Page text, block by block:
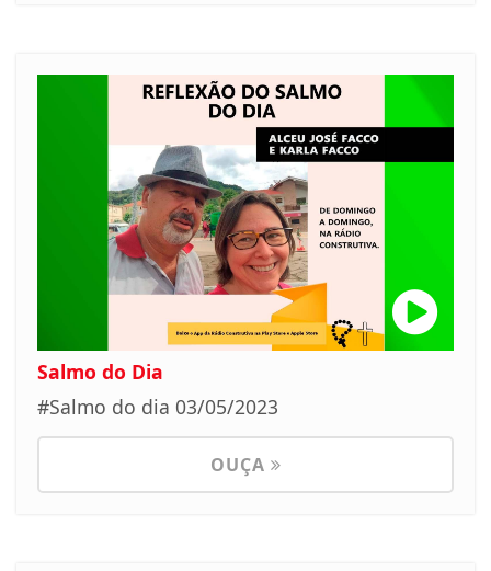
Salmo do Dia
#Salmo do dia 03/05/2023
OUÇA